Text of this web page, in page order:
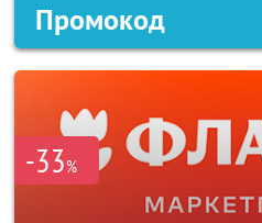
Промокод
-33%